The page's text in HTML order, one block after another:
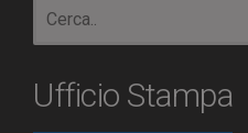
Ufficio Stampa